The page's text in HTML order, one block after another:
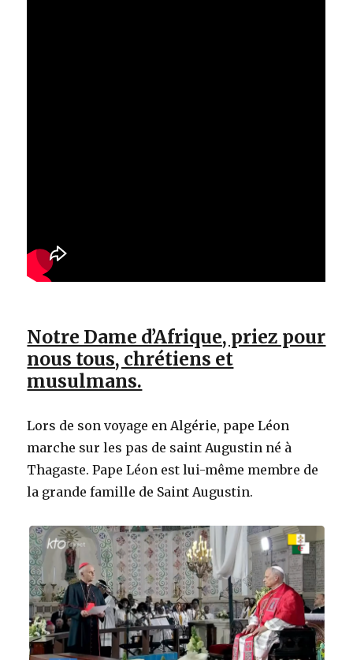
Notre Dame d’Afrique, priez pour
nous tous, chrétiens et
musulmans.
Lors de son voyage en Algérie, pape Léon
marche sur les pas de saint Augustin né à
Thagaste. Pape Léon est lui-même membre de
la grande famille de Saint Augustin.